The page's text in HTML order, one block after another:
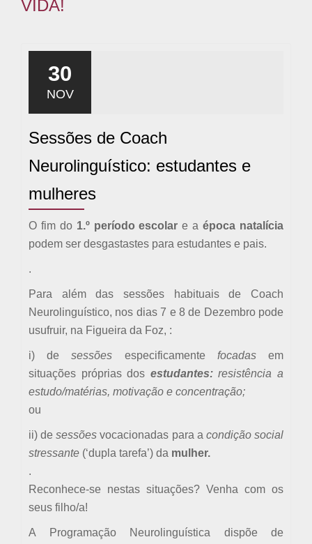
VIDA!
30
NOV
Sessões de Coach
Neurolinguístico: estudantes e
mulheres
O fim do 1.º período escolar e aépoca natalícia
podem ser desgastastes para estudantes e pais.
.
Para além das sessões habituais de Coach
Neurolinguístico, nos dias 7 e 8 de Dezembro pode
usufruir, na Figueira da Foz, :
i) desessões especificamente focadasem
situações próprias dos estudantes:resistência a
estudo/matérias, motivação e concentração;
ou
ii) desessões vocacionadas para a condição social
stressante (‘dupla tarefa’) da mulher.
.
Reconhece-se nestas situações? Venha com os
seus filho/a!
A Programação Neurolinguística dispõe de